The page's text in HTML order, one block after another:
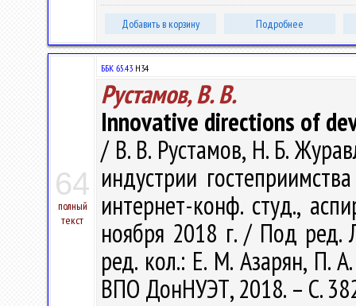
Добавить в корзину Подробнее
64
полный
текст
ББК 65.43 Н34
Рустамов, В. В.
Innovative directions of
/ В. В. Рустамов, Н. Б.
индустрии
интернет-конф. студ.,
ноября 2018 г. / Под ред.
ред. кол.: Е. М. Азарян, П.
ВПО ДонНУЭТ, 2018. – С.